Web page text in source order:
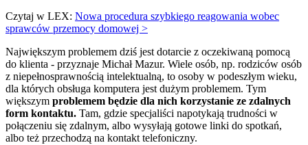
Czytaj w LEX: Nowa procedura szybkiego reagowania wobec
sprawców przemocy domowej >
Największym problemem dziś jest dotarcie z oczekiwaną pomocą
do klienta - przyznaje Michał Mazur. Wiele osób, np. rodziców osób
z niepełnosprawnością intelektualną, to osoby w podeszłym wieku,
dla których obsługa komputera jest dużym problemem. Tym
większym problemem będzie dla nich korzystanie ze zdalnych
form kontaktu. Tam, gdzie specjaliści napotykają trudności w
połączeniu się zdalnym, albo wysyłają gotowe linki do spotkań,
albo też przechodzą na kontakt telefoniczny.